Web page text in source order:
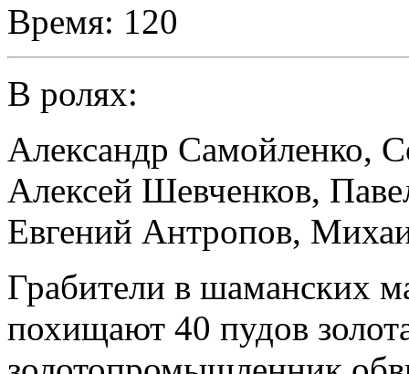
Время: 120
В ролях:
Александр Самойленко,
Алексей Шевченков,
Евгений Антропов,
Грабители в шаманских
похищают 40 пудов